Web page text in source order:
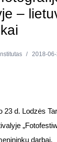
–
2018-
23 d. Lodzės
darbai.